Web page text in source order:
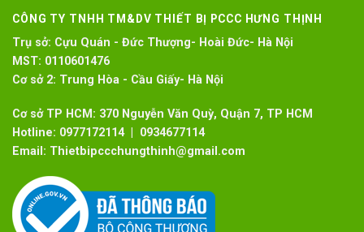
CÔNG TY TNHH TM&DV THIẾT BỊ PCCC HƯNG THỊNH
Trụ sở: Cựu Quán - Đức Thượng- Hoài Đức- Hà Nội
MST: 0110601476
Cơ sở 2: Trung Hòa - Cầu Giấy- Hà Nội
Cơ sở TP HCM: 370 Nguyễn Văn Quỳ, Quận 7, TP HCM
Hotline: 0977172114 | 0934677114
Email: Thietbipccchungthinh@gmail.com